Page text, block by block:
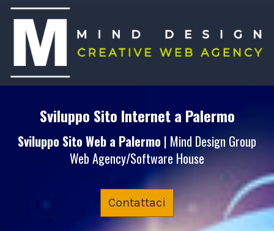
Sviluppo Sito Internet a Palermo
Sviluppo Sito Web a Palermo | Mind Design Group
Web Agency/Software House
Contattaci